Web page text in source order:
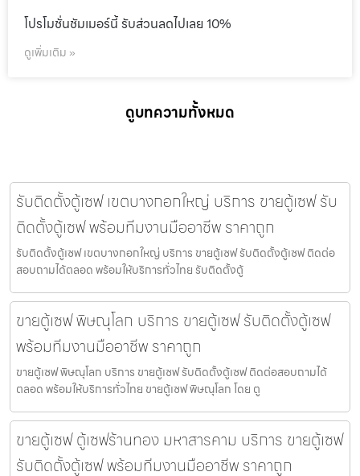
โปรโมชั่นชัมเมอร์นี้ รับส่วนลดไปเลย 10%
ดูเพิ่มเติม »
ดูบทความทั้งหมด
รับติดตั้งตู้เซฟ เขตบางกอกใหญ่ บริการ ขายตู้เซฟ รับ
ติดตั้งตู้เซฟ พร้อมทีมงานมืออาชีพ ราคาถูก
รับติดตั้งตู้เซฟ เขตบางกอกใหญ่ บริการ ขายตู้เซฟ รับติดตั้งตู้เซฟ ติดต่อ
สอบถามได้ตลอด พร้อมให้บริการทั่วไทย รับติดตั้งตู้
ขายตู้เซฟ พิษณุโลก บริการ ขายตู้เซฟ รับติดตั้งตู้เซฟ
พร้อมทีมงานมืออาชีพ ราคาถูก
ขายตู้เซฟ พิษณุโลก บริการ ขายตู้เซฟ รับติดตั้งตู้เซฟ ติดต่อสอบถามได้
ตลอด พร้อมให้บริการทั่วไทย ขายตู้เซฟ พิษณุโลก โดย ตู
ขายตู้เซฟ ตู้เซฟร้านทอง มหาสารคาม บริการ ขายตู้เซฟ
รับติดตั้งตู้เซฟ พร้อมทีมงานมืออาชีพ ราคาถูก